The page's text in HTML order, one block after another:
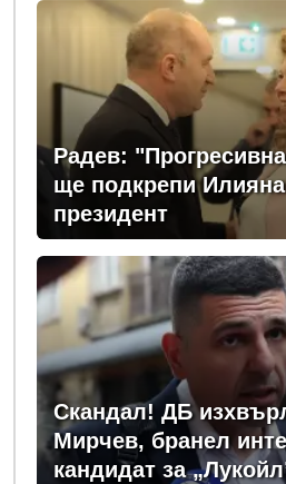
Радев:
ще подкрепи
президент
Скандал! ДБ
Мирчев, бранел
кандидат за